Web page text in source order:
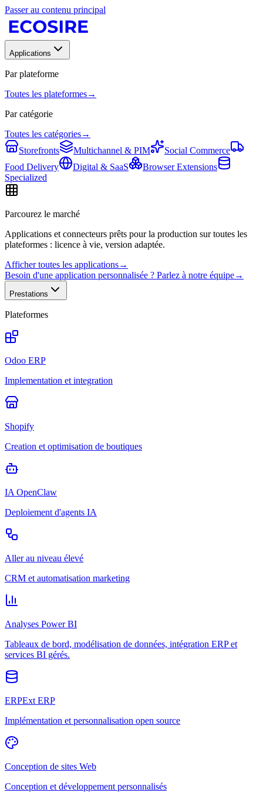
Passer au contenu principal
Applications
Par plateforme
Toutes les plateformes→
Par catégorie
Toutes les catégories→
Storefronts
Multichannel & PIM
Social Commerce
Food Delivery
Digital & SaaS
Browser Extensions
Specialized
Parcourez le marché
Applications et connecteurs prêts pour la production sur toutes les
plateformes : licence à vie, version adaptée.
Afficher toutes les applications→
Besoin d'une application personnalisée ? Parlez à notre équipe→
Prestations
Plateformes
Odoo ERP
Implementation et integration
Shopify
Creation et optimisation de boutiques
IA OpenClaw
Deploiement d'agents IA
Aller au niveau élevé
CRM et automatisation marketing
Analyses Power BI
Tableaux de bord, modélisation de données, intégration ERP et
services BI gérés.
ERPExt ERP
Implémentation et personnalisation open source
Conception de sites Web
Conception et développement personnalisés